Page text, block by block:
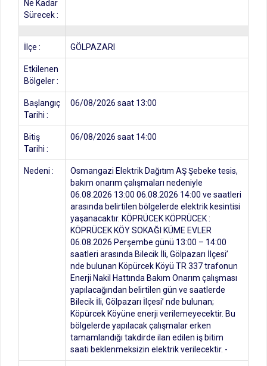
Ne Kadar
Sürecek :
İlçe : GÖLPAZARI
Etkilenen
Bölgeler :
Başlangıç
Tarihi :
06/08/2026 saat 13:00
Bitiş
Tarihi :
06/08/2026 saat 14:00
Nedeni :
Osmangazi Elektrik Dağıtım AŞ Şebeke tesis,
bakım onarım çalışmaları nedeniyle
06.08.2026 13:00 06.08.2026 14:00 ve saatleri
arasında belirtilen bölgelerde elektrik kesintisi
yaşanacaktır. KÖPRÜCEK KÖPRÜCEK :
KÖPRÜCEK KÖY SOKAĞI KÜME EVLER
06.08.2026 Perşembe günü 13:00 – 14:00
saatleri arasında Bilecik İli, Gölpazarı İlçesi’
nde bulunan Köpürcek Köyü TR 337 trafonun
Enerji Nakil Hattında Bakım Onarım çalışması
yapılacağından belirtilen gün ve saatlerde
Bilecik İli, Gölpazarı İlçesi’ nde bulunan;
Köpürcek Köyüne enerji verilemeyecektir. Bu
bölgelerde yapılacak çalışmalar erken
tamamlandığı takdirde ilan edilen iş bitim
saati beklenmeksizin elektrik verilecektir. -